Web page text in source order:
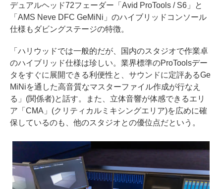
デュアルヘッド72フェーダー「Avid ProTools / S6」と
「AMS Neve DFC GeMiNi」のハイブリッドコンソール
仕様もダビングステージの特徴。
「ハリウッドでは一般的だが、国内のスタジオで作業卓
のハイブリッド仕様は珍しい。業界標準のProToolsデー
タをすぐに展開できる利便性と、サウンドに定評あるGe
MiNiを通した高音質なマスターファイル作成が行なえ
る」(関係者)と話す。また、立体音響が体感できるエリ
ア「CMA」(クリティカルミキシングエリア)を広めに確
保しているのも、他のスタジオとの優位点だという。